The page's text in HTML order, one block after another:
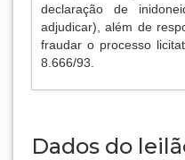
declaração de
adjudicar), além de
fraudar o processo
8.666/93.
Dados do